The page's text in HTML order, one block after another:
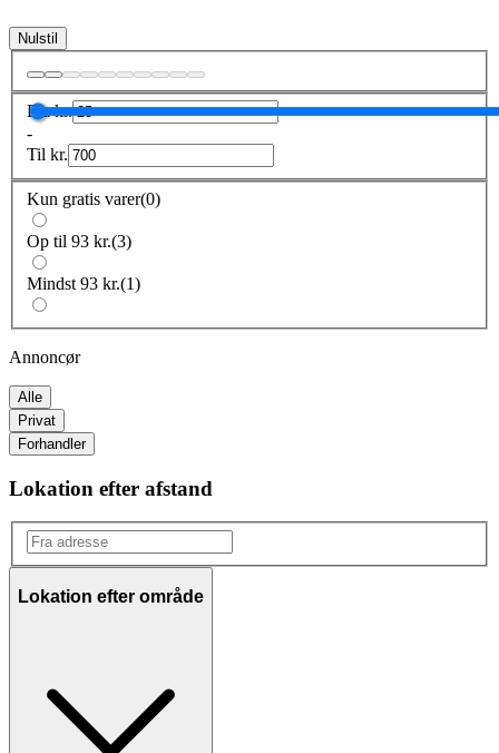
Nulstil
Frakr.
-
Til kr.
Kun gratis varer(0)
Op til 93 kr.(3)
Mindst 93 kr.(1)
Annoncør
Alle
Privat
Forhandler
Lokation efter afstand
Lokation efter område